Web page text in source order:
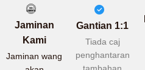
Jaminan
Kami
Jaminan wang
Gantian 1:1
Tiada caj
penghantaran